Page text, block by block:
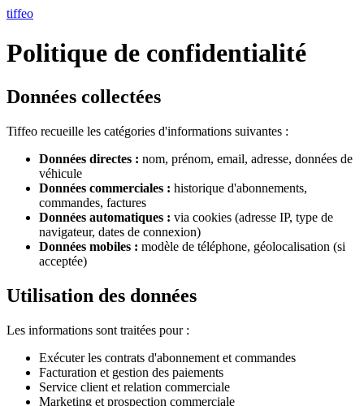
tiffeo
Politique de confidentialité
Données collectées
Tiffeo recueille les catégories d'informations suivantes :
Données directes : nom, prénom, email, adresse, données de
véhicule
Données commerciales : historique d'abonnements,
commandes, factures
Données automatiques : via cookies (adresse IP, type de
navigateur, dates de connexion)
Données mobiles : modèle de téléphone, géolocalisation (si
acceptée)
Utilisation des données
Les informations sont traitées pour :
Exécuter les contrats d'abonnement et commandes
Facturation et gestion des paiements
Service client et relation commerciale
Marketing et prospection commerciale